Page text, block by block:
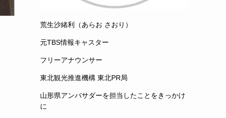
荒生沙緒利（あらお さおり）
元TBS情報キャスター
フリーアナウンサー
東北観光推進機構 東北PR局
山形県アンバサダーを担当したことをきっかけ
に